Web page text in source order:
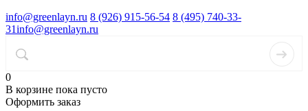
info@greenlayn.ru 8 (926) 915-56-54 8 (495) 740-33-
31info@greenlayn.ru
0
В корзине пока пусто
Оформить заказ